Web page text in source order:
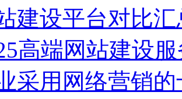
建设平台对比汇
高端网站建设
采用网络营销